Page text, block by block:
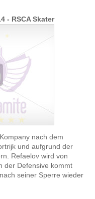
- RSCA Skater
nach dem
und aufgrund der
Refaelov wird von
der Defensive kommt
seiner Sperre wieder